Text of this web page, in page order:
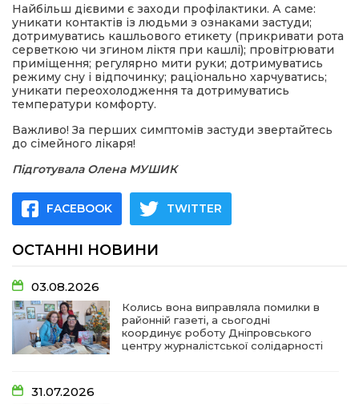
Найбільш дієвими є заходи профілактики. А саме:
уникати контактів із людьми з ознаками застуди;
дотримуватись кашльового етикету (прикривати рота
серветкою чи згином ліктя при кашлі); провітрювати
приміщення; регулярно мити руки; дотримуватись
режиму сну і відпочинку; раціонально харчуватись;
уникати переохолодження та дотримуватись
температури комфорту.
Важливо! За перших симптомів застуди звертайтесь
до сімейного лікаря!
Підготувала Олена МУШИК
FACEBOOK TWITTER
ОСТАННІ НОВИНИ
03.08.2026
Колись вона виправляла помилки в
районній газеті, а сьогодні
координує роботу Дніпровського
центру журналістської солідарності
31.07.2026